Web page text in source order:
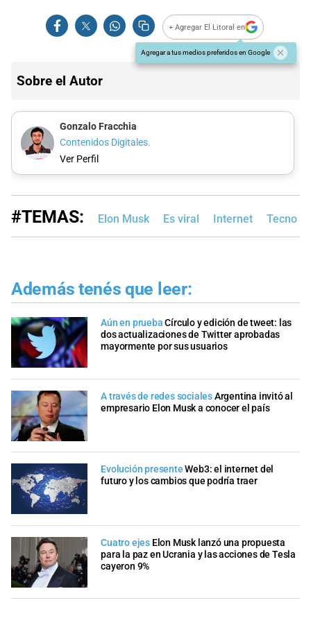
+ Agregar El Litoral en
Agregar a tus medios preferidos en Google
Sobre el Autor
Gonzalo Fracchia
Contenidos Digitales.
Ver Perfil
#TEMAS: Elon Musk Es viral Internet Tecno
Además tenés que leer:
Aún en prueba Círculo y edición de tweet: las
dos actualizaciones de Twitter aprobadas
mayormente por sus usuarios
A través de redes socialesArgentina invitó al
empresario Elon Musk a conocer el país
Evolución presente Web3: el internet del
futuro y los cambios que podría traer
Cuatro ejes Elon Musk lanzó una propuesta
para la paz en Ucrania y las acciones de Tesla
cayeron 9%